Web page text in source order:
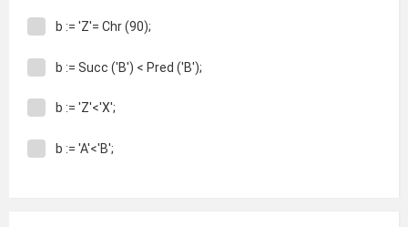
b := 'Z'= Chr (90);
b := Succ ('B') < Pred ('B');
b := 'Z'<'X';
b := 'A'<'B';